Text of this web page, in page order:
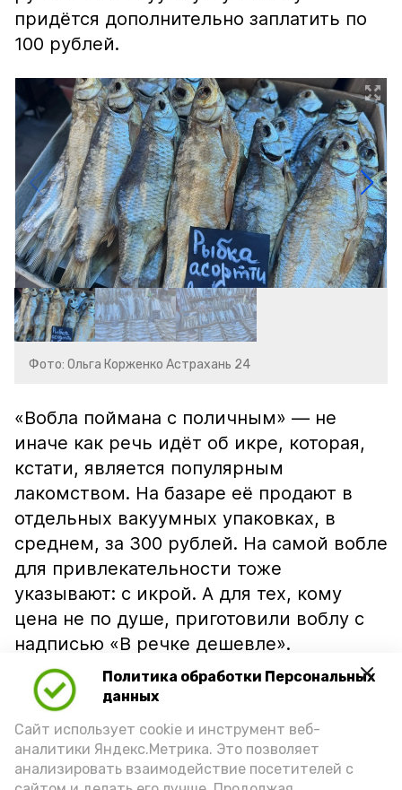
Политика обработки Персональных
данных
Сайт использует cookie и инструмент веб-
аналитики Яндекс.Метрика. Это позволяет
анализировать взаимодействие посетителей с
придётся дополнительно заплатить по
100 рублей.
Фото: Ольга Корженко Астрахань 24
«Вобла поймана с поличным» — не
иначе как речь идёт об икре, которая,
кстати, является популярным
лакомством. На базаре её продают в
отдельных вакуумных упаковках, в
среднем, за 300 рублей. На самой вобле
для привлекательности тоже
указывают: с икрой. А для тех, кому
цена не по душе, приготовили воблу с
надписью «В речке дешевле».